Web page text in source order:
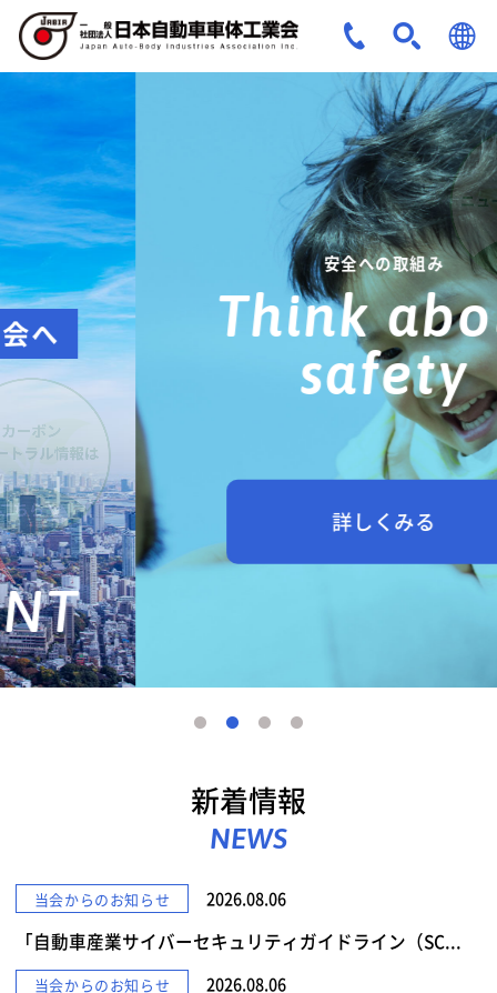
JPN
ENG
安全への取組み
Think about
safety
新着情報
NEWS
当会からのお知らせ 2026.08.06
「自動車産業サイバーセキュリティガイドライン（SC...
当会からのお知らせ 2026.08.06